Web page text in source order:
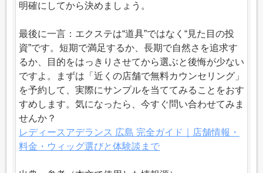
明確にしてから決めましょう。
最後に一言：エクステは“道具”ではなく“見た目の投
資”です。短期で満足するか、長期で自然さを追求す
るか、目的をはっきりさせてから選ぶと後悔が少ない
ですよ。まずは「近くの店舗で無料カウンセリング」
を予約して、実際にサンプルを当ててみることをおす
すめします。気になったら、今すぐ問い合わせてみま
せんか？
レディースアデランス 広島 完全ガイド｜店舗情報・
料金・ウィッグ選びと体験談まで